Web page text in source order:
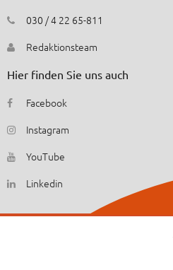
030 / 4 22 65-811
Redaktionsteam
Hier finden Sie uns auch
Facebook
Instagram
YouTube
Linkedin